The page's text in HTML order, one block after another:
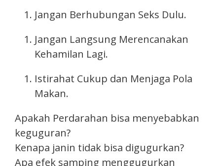
Jangan Berhubungan Seks Dulu.
Jangan Langsung Merencanakan
Kehamilan Lagi.
Istirahat Cukup dan Menjaga Pola
Makan.
Apakah Perdarahan bisa menyebabkan
keguguran?
Kenapa janin tidak bisa digugurkan?
Apa efek samping menggugurkan